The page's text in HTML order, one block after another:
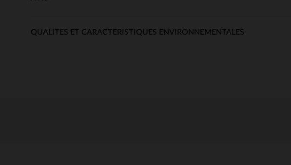
QUALITES ET CARACTERISTIQUES ENVIRONNEMENTALES